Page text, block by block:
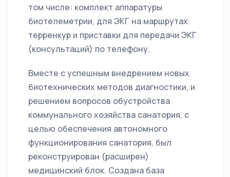
том числе: комплект аппаратуры
биотелеметрии, для ЭКГ на маршрутах
терренкур и приставки для передачи ЭКГ
(консультаций) по телефону.
Вместе с успешным внедрением новых
биотехнических методов диагностики, и
решением вопросов обустройства
коммунального хозяйства санатория, с
целью обеспечения автономного
функционирования санатория, был
реконструирован (расширен)
медицинский блок. Создана база